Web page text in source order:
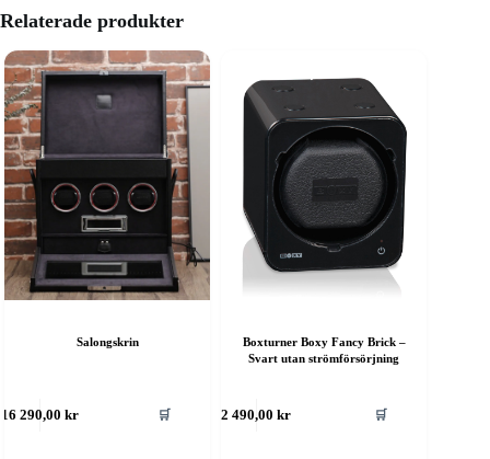
Relaterade produkter
Salongskrin
16 290,00 kr 🛒
Boxturner Boxy Fancy Brick –
Svart utan strömförsörjning
2 490,00kr 🛒